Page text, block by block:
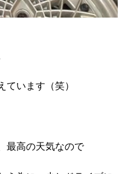
ています（笑）
最高の天気なので